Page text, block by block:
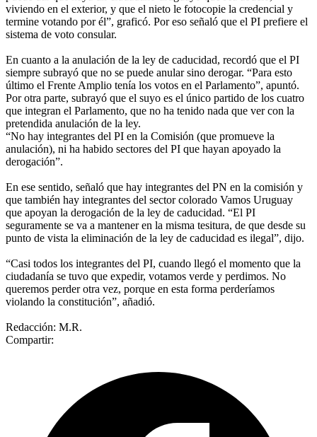
viviendo en el exterior, y que el nieto le fotocopie la credencial y
termine votando por él”, graficó. Por eso señaló que el PI prefiere el
sistema de voto consular.
En cuanto a la anulación de la ley de caducidad, recordó que el PI
siempre subrayó que no se puede anular sino derogar. “Para esto
último el Frente Amplio tenía los votos en el Parlamento”, apuntó.
Por otra parte, subrayó que el suyo es el único partido de los cuatro
que integran el Parlamento, que no ha tenido nada que ver con la
pretendida anulación de la ley.
“No hay integrantes del PI en la Comisión (que promueve la
anulación), ni ha habido sectores del PI que hayan apoyado la
derogación”.
En ese sentido, señaló que hay integrantes del PN en la comisión y
que también hay integrantes del sector colorado Vamos Uruguay
que apoyan la derogación de la ley de caducidad. “El PI
seguramente se va a mantener en la misma tesitura, de que desde su
punto de vista la eliminación de la ley de caducidad es ilegal”, dijo.
“Casi todos los integrantes del PI, cuando llegó el momento que la
ciudadanía se tuvo que expedir, votamos verde y perdimos. No
queremos perder otra vez, porque en esta forma perderíamos
violando la constitución”, añadió.
Redacción: M.R.
Compartir: